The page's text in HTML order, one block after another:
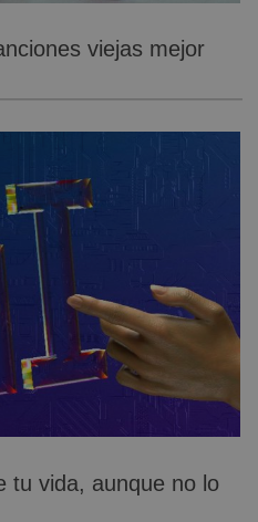
viejas mejor
tu vida, aunque no lo